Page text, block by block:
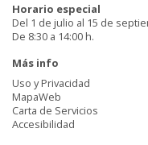
Horario especial
Del 1 de julio al 15 de
De 8:30 a 14:00 h.
Más info
Uso y Privacidad
MapaWeb
Carta de Servicios
Accesibilidad